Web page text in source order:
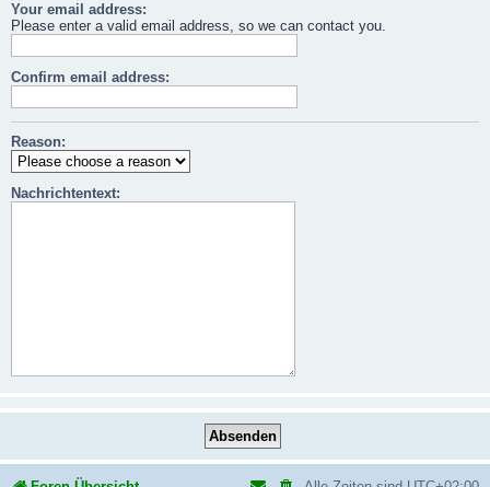
Your email address:
Please enter a valid email address, so we can contact you.
Confirm email address:
Reason:
Nachrichtentext: